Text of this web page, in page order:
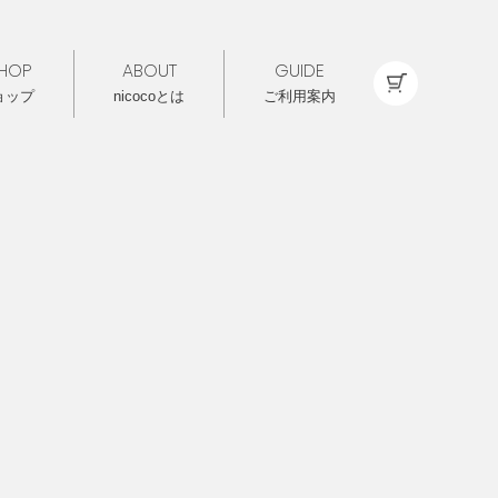
ップ
ABOUT
nicocoとは
GUIDE
ご利用案内